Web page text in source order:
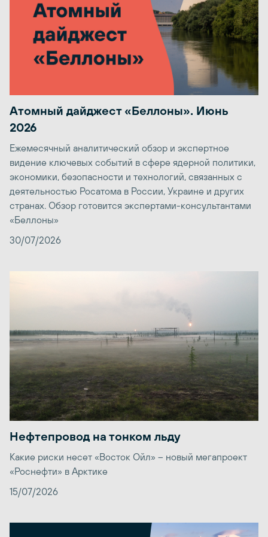
Атомный дайджест «Беллоны». Июнь
2026
Ежемесячный аналитический обзор и экспертное
видение ключевых событий в сфере ядерной политики,
экономики, безопасности и технологий, связанных с
деятельностью Росатома в России, Украине и других
странах. Обзор готовится экспертами-консультантами
«Беллоны»
30/07/2026
Нефтепровод на тонком льду
Какие риски несет «Восток Ойл» – новый мегапроект
«Роснефти» в Арктике
15/07/2026